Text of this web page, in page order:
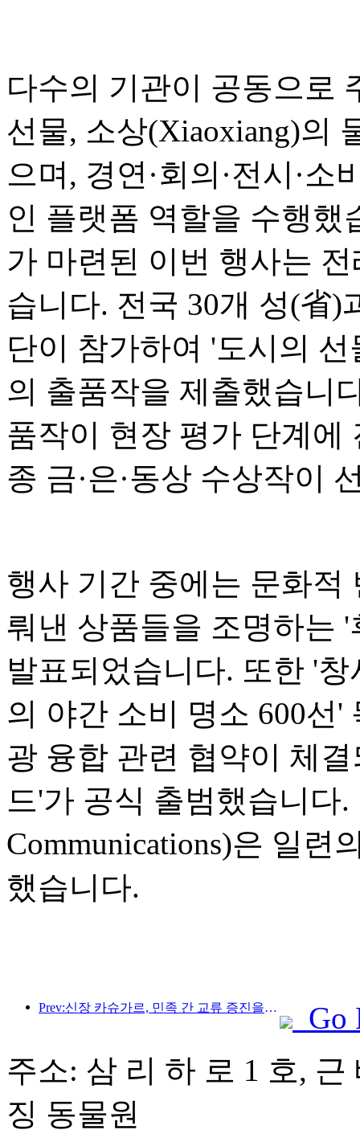
다수의 기관이 공동으로
선물, 소상(Xiaoxiang)의
으며, 경연·회의·전시·
인 플랫폼 역할을 수행
가 마련된 이번 행사는
습니다. 전국 30개 성(省)
단이 참가하여 '도시의
의 출품작을 제출했습니
품작이 현장 평가 단계에
종 금·은·동상 수상작이
행사 기간 중에는 문화적
뤄낸 상품들을 조명하는
발표되었습니다. 또한 '
의 야간 소비 명소 600선
광 융합 관련 협약이 체
드'가 공식 출범했습니다
Communications)은 일련
했습니다.
Prev:신장 카슈가르, 민족 간 교류 증진을 위한 관광 홍보 행사 개최
Go
주소: 삼 리 하 로 1 호,
징 동물원